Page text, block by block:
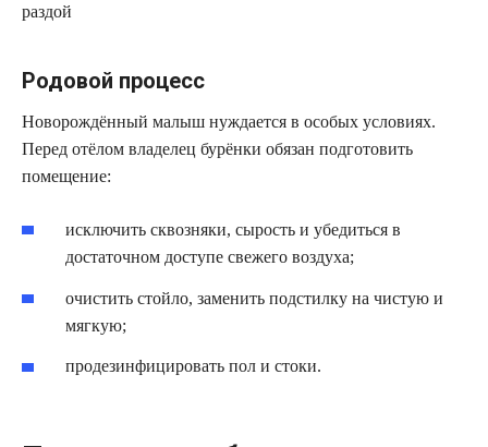
раздой
Родовой процесс
Новорождённый малыш нуждается в особых условиях.
Перед отёлом владелец бурёнки обязан подготовить
помещение:
исключить сквозняки, сырость и убедиться в
достаточном доступе свежего воздуха;
очистить стойло, заменить подстилку на чистую и
мягкую;
продезинфицировать пол и стоки.